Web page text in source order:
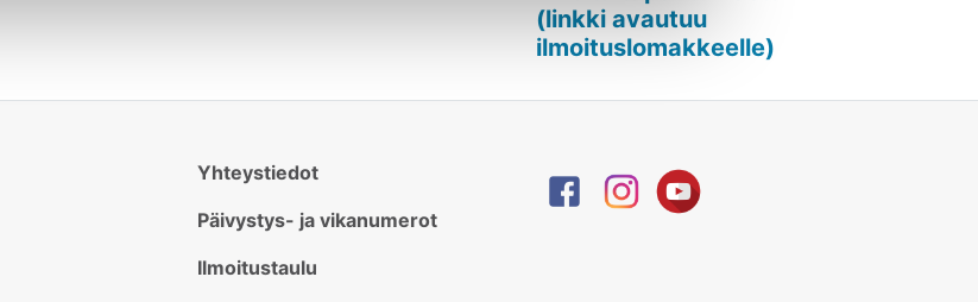
(linkki avautuu
ilmoituslomakkeelle)
Yhteystiedot
Päivystys- ja vikanumerot
Ilmoitustaulu